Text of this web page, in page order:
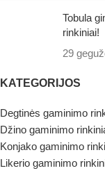
Tobula
rinkiniai!
29
KATEGORIJOS
Degtinės gaminimo
Džino gaminimo
Konjako gaminimo
Likerio gaminimo